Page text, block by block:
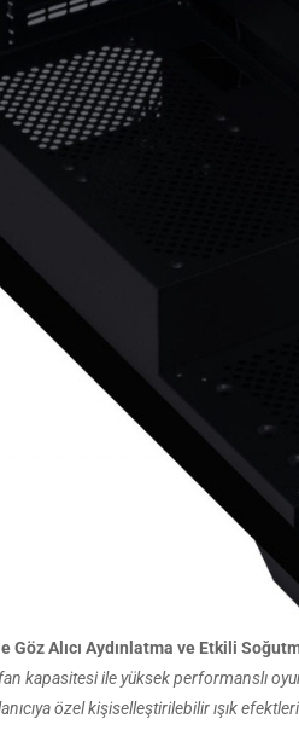
Göz Alıcı Aydınlatma ve Etkili
kapasitesi ile yüksek performanslı
özel kişiselleştirilebilir ışık